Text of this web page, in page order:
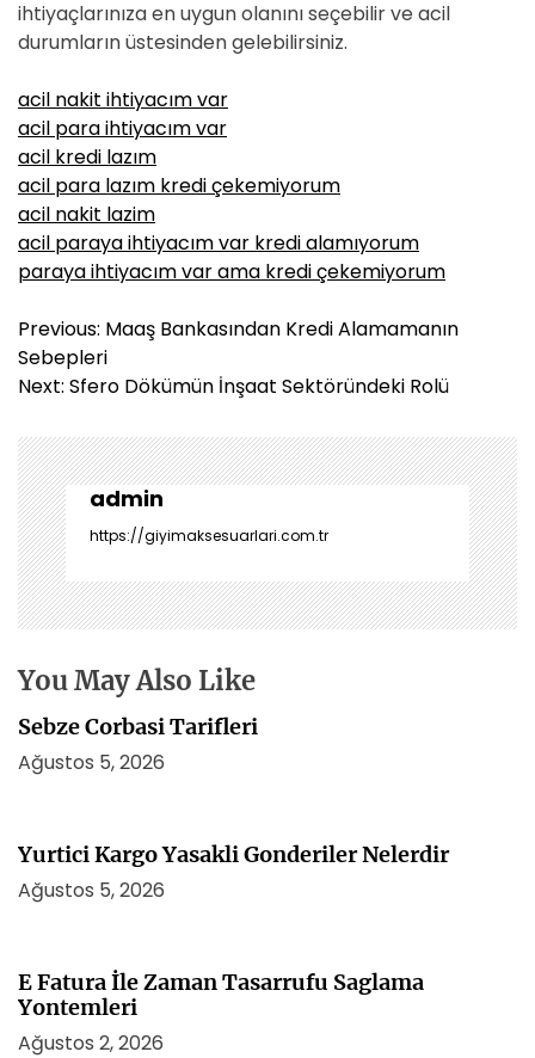
ihtiyaçlarınıza en uygun olanını seçebilir ve acil
durumların üstesinden gelebilirsiniz.
acil nakit ihtiyacım var
acil para ihtiyacım var
acil kredi lazım
acil para lazım kredi çekemiyorum
acil nakit lazim
acil paraya ihtiyacım var kredi alamıyorum
paraya ihtiyacım var ama kredi çekemiyorum
Y
a
z
g
e
z
i
n
m
e
i
Previous: Maaş Bankasından Kredi Alamamanın
Sebepleri
Next: Sfero Dökümün İnşaat Sektöründeki Rolü
admin
https://giyimaksesuarlari.com.tr
You May Also Like
Sebze Corbasi Tarifleri
Ağustos 5, 2026
Yurtici Kargo Yasakli Gonderiler Nelerdir
Ağustos 5, 2026
E Fatura İle Zaman Tasarrufu Saglama
Yontemleri
Ağustos 2, 2026